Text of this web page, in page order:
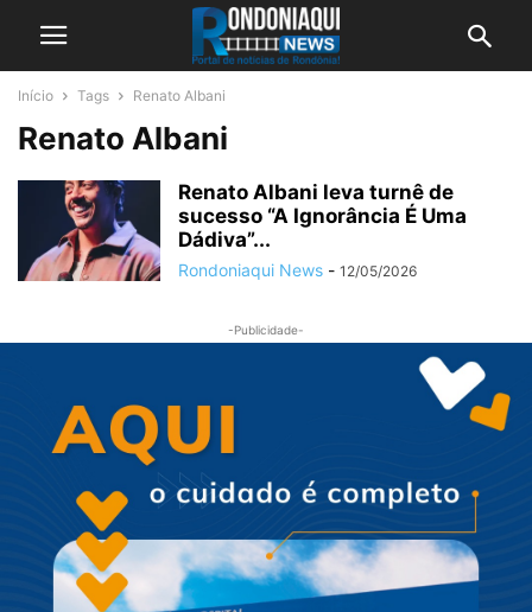
Início Tags Renato Albani
Renato Albani
Renato Albani leva turnê de
sucesso “A Ignorância É Uma
Dádiva”...
Rondoniaqui News - 12/05/2026
-Publicidade-